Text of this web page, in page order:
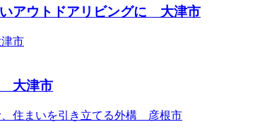
アウトドアリビングに 大津市
大津市